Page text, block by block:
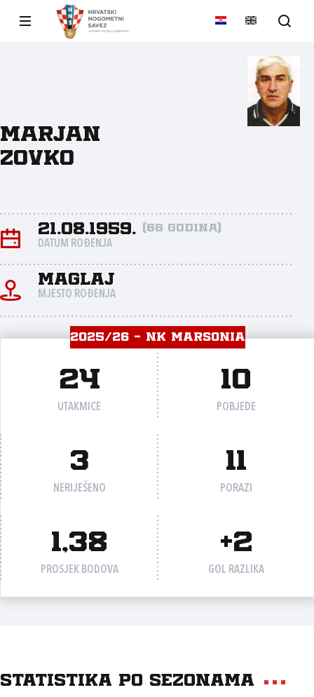
Marjan
Zovko
21.08.1959. (66 godina)
DATUM ROĐENJA
Maglaj
MJESTO ROĐENJA
2025/26 - NK MARSONIA
24
UTAKMICE
10
POBJEDE
3
NERIJEŠENO
11
PORAZI
1,38
PROSJEK BODOVA
+2
GOL RAZLIKA
Statistika po sezonama